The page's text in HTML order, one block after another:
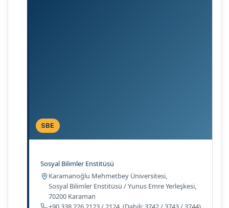
SBE
Sosyal Bilimler Enstitüsü
Adres:
Karamanoğlu Mehmetbey Üniversitesi,
Sosyal Bilimler Enstitüsü / Yunus Emre Yerleşkesi,
70200 Karaman
Telefon: